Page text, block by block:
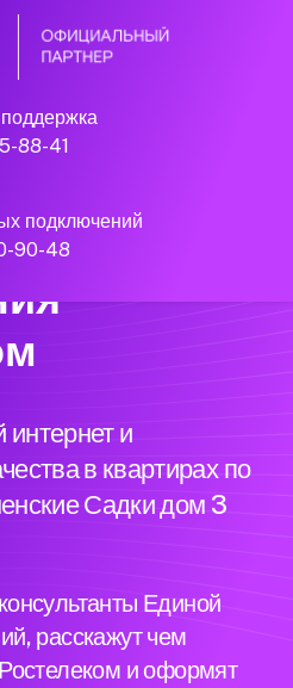
88-41
подключений
90-48
и
и
в квартирах по
Садки дом 3
Единой
расскажут чем
и оформят